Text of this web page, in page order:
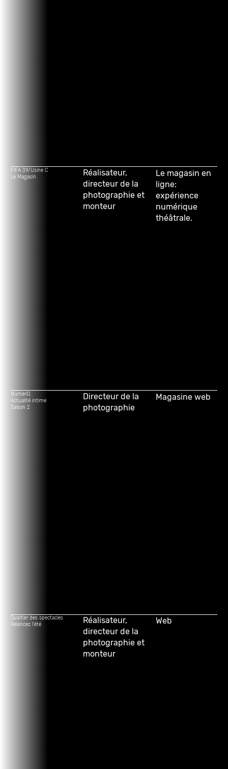
FIFA 39/Usine C
Le Magasin
Réalisateur,
directeur de la
photographie et
monteur
Le magasin en
ligne:
expérience
numérique
théâtrale.
NumeriQ
Actualité intime
Saison 2
Directeur de la
photographie
Magasine web
Quartier des spectacles
Relancez l'été
Réalisateur,
directeur de la
photographie et
monteur
Web